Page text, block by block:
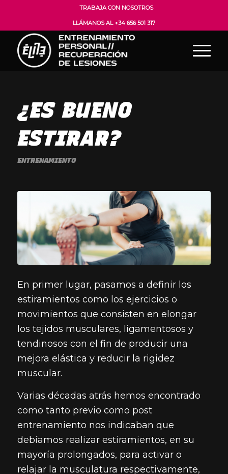
TRABAJA CON NOSOTROS
LLÁMANOS AL +34 656 501 317
¿ES BUENO
ESTIRAR?
ENTRENAMIENTO
En primer lugar, pasamos a definir los
estiramientos como los ejercicios o
movimientos que consisten en elongar
los tejidos musculares, ligamentosos y
tendinosos con el fin de producir una
mejora elástica y reducir la rigidez
muscular.
Varias décadas atrás hemos encontrado
como tanto previo como post
entrenamiento nos indicaban que
debíamos realizar estiramientos, en su
mayoría prolongados, para activar o
relajar la musculatura respectivamente,